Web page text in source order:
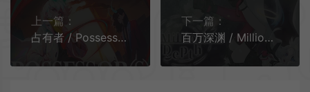
上一篇：
占有者 / Possessor(s) 快节奏横向卷轴动作游戏
下一篇：
百万深渊 / Million Depth 深层下落动作冒险游戏